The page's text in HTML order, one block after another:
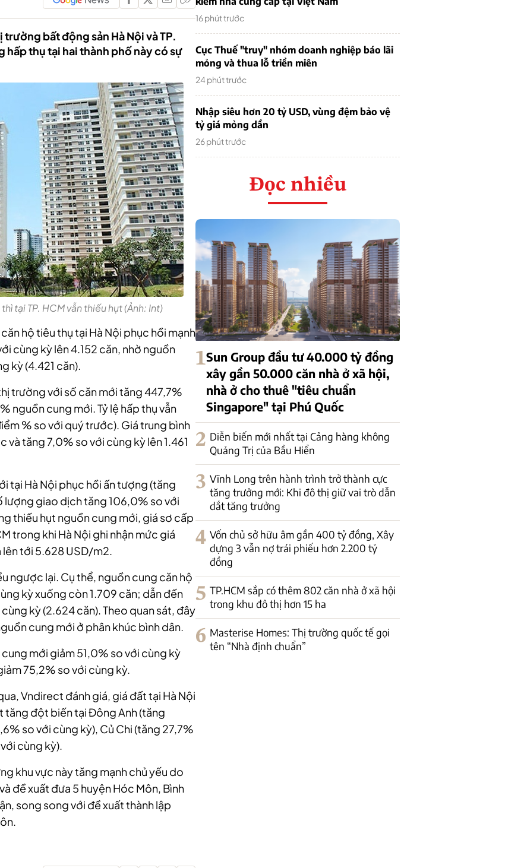
bất động sản Hà Nội và TP.
thụ tại hai thành phố này có sự
tại TP. HCM vẫn thiếu hụt (Ảnh: Int)
hộ tiêu thụ tại Hà Nội phục hồi mạnh
cùng kỳ lên 4.152 căn, nhờ nguồn
kỳ (4.421 căn).
trường với số căn mới tăng 447,7%
nguồn cung mới. Tỷ lệ hấp thụ vẫn
% so với quý trước). Giá trung bình
tăng 7,0% so với cùng kỳ lên 1.461
tại Hà Nội phục hồi ấn tượng (tăng
lượng giao dịch tăng 106,0% so với
thiếu hụt nguồn cung mới, giá sơ cấp
trong khi Hà Nội ghi nhận mức giá
tới 5.628 USD/m2.
ngược lại. Cụ thể, nguồn cung căn hộ
kỳ xuống còn 1.709 căn; dẫn đến
kỳ (2.624 căn). Theo quan sát, đây
cung mới ở phân khúc bình dân.
mới giảm 51,0% so với cùng kỳ
75,2% so với cùng kỳ.
Vndirect đánh giá, giá đất tại Hà Nội
tăng đột biến tại Đông Anh (tăng
so với cùng kỳ), Củ Chi (tăng 27,7%
cùng kỳ).
khu vực này tăng mạnh chủ yếu do
đề xuất đưa 5 huyện Hóc Môn, Bình
song song với đề xuất thành lập
16 phút trước
Cục Thuế "truy" nhóm doanh nghiệp báo lãi
mỏng và thua lỗ triền miên
24 phút trước
Nhập siêu hơn 20 tỷ USD, vùng đệm bảo vệ
tỷ giá mỏng dần
26 phút trước
Đọc nhiều
1Sun Group đầu tư 40.000 tỷ đồng
xây gần 50.000 căn nhà ở xã hội,
nhà ở cho thuê "tiêu chuẩn
Singapore" tại Phú Quốc
2 Diễn biến mới nhất tại Cảng hàng không
Quảng Trị của Bầu Hiển
3 Vĩnh Long trên hành trình trở thành cực
tăng trưởng mới: Khi đô thị giữ vai trò dẫn
dắt tăng trưởng
4 Vốn chủ sở hữu âm gần 400 tỷ đồng, Xây
dựng 3 vẫn nợ trái phiếu hơn 2.200 tỷ
đồng
5 TP.HCM sắp có thêm 802 căn nhà ở xã hội
trong khu đô thị hơn 15 ha
6 Masterise Homes: Thị trường quốc tế gọi
tên “Nhà định chuẩn”